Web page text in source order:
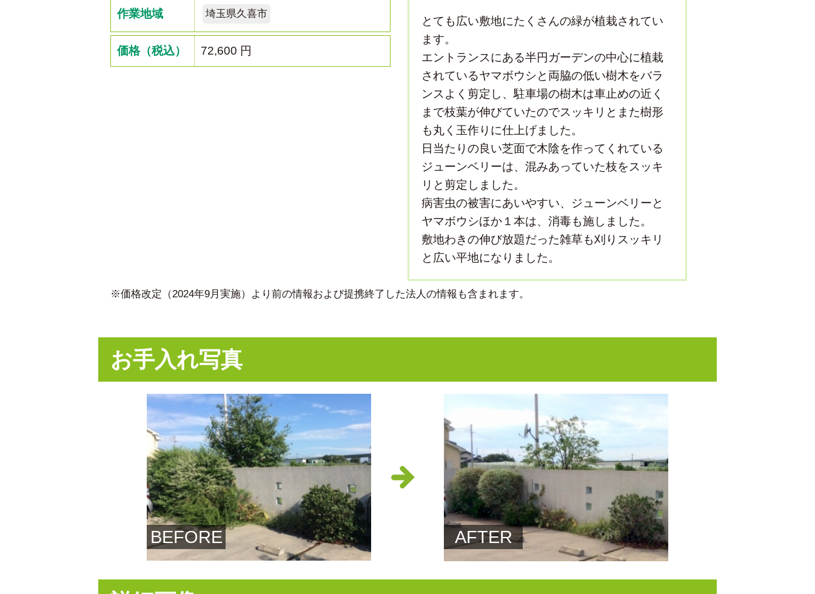
作業地域 埼玉県久喜市
価格（税込） 72,600 円
とても広い敷地にたくさんの緑が植栽されてい
ます。
エントランスにある半円ガーデンの中心に植栽
されているヤマボウシと両脇の低い樹木をバラ
ンスよく剪定し、駐車場の樹木は車止めの近く
まで枝葉が伸びていたのでスッキリとまた樹形
も丸く玉作りに仕上げました。
日当たりの良い芝面で木陰を作ってくれている
ジューンベリーは、混みあっていた枝をスッキ
リと剪定しました。
病害虫の被害にあいやすい、ジューンベリーと
ヤマボウシほか１本は、消毒も施しました。
敷地わきの伸び放題だった雑草も刈りスッキリ
と広い平地になりました。
※価格改定（2024年9月実施）より前の情報および提携終了した法人の情報も含まれます。
お手入れ写真
BEFORE AFTER